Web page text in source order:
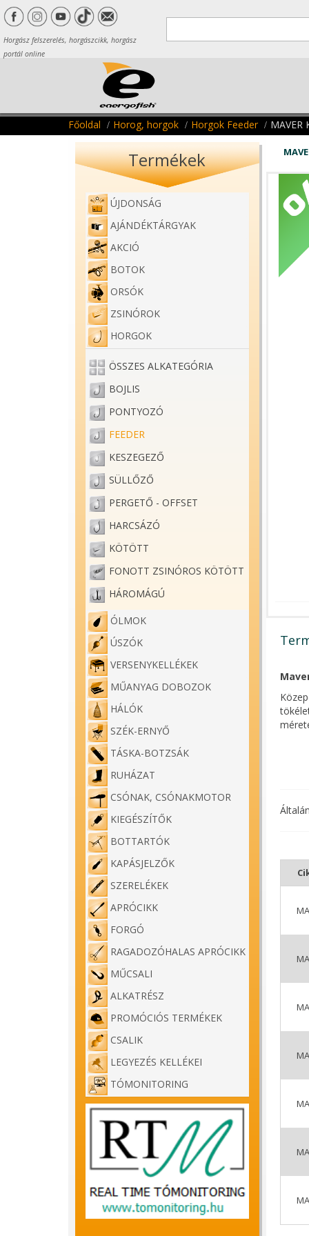
Horgász felszerelés, horgászcikk, horgász
portál online
Főoldal Horog, horgok Horgok Feeder MAVER
Termékek
ÚJDONSÁG
AJÁNDÉKTÁRGYAK
AKCIÓ
BOTOK
ORSÓK
ZSINÓROK
HORGOK
ÖSSZES ALKATEGÓRIA
BOJLIS
PONTYOZÓ
FEEDER
KESZEGEZŐ
SÜLLŐZŐ
PERGETŐ - OFFSET
HARCSÁZÓ
KÖTÖTT
FONOTT ZSINÓROS KÖTÖTT
HÁROMÁGÚ
ÓLMOK
ÚSZÓK
VERSENYKELLÉKEK
MŰANYAG DOBOZOK
HÁLÓK
SZÉK-ERNYŐ
TÁSKA-BOTZSÁK
RUHÁZAT
CSÓNAK, CSÓNAKMOTOR
KIEGÉSZÍTŐK
BOTTARTÓK
KAPÁSJELZŐK
SZERELÉKEK
APRÓCIKK
FORGÓ
RAGADOZÓHALAS APRÓCIKK
MŰCSALI
ALKATRÉSZ
PROMÓCIÓS TERMÉKEK
CSALIK
LEGYEZÉS KELLÉKEI
TÓMONITORING